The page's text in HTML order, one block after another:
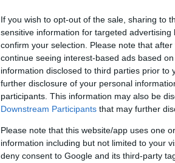
If you wish to opt-out of the sale, sharing to
sensitive information for targeted
confirm your selection. Please note that
continue seeing interest-based ads based
information disclosed to third parties prior
further disclosure of your personal
participants. This information may also be
Downstream Participants that may further
Please note that this website/app uses one
information including but not limited to your
deny consent to Google and its third-party